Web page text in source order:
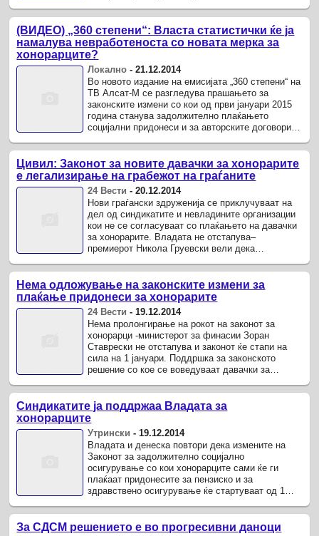
одлага до април ...
(ВИДЕО) „360 степени“: Власта статистички ќе ја
намалува невработеноста со новата мерка за
хонорарците?
Локално -21.12.2014
Во новото издание на емисијата „360 степени“ на
ТВ Алсат-М се разгледува прашањето за
законските измени со кои од први јануари 2015
година станува задолжително плаќањето
социјални придонеси и за авторските договори и
Цивил: Законот за новите давачки за хонорарите
е легализирање на грабежот на граѓаните
24 Вести -20.12.2014
Нови граѓански здруженија се приклучуваат на
дел од синдикатите и невладините организации
кои не се согласуваат со плаќањето на давачки
за хонорарите. Владата не отстапува–
премиерот Никола Груевски вели дека
Нема одложување на законските измени за
плаќање придонеси за хонорарите
24 Вести - 19.12.2014
Нема пролонгирање на рокот на законот за
хонорарци -министерот за финасии Зоран
Ставрески не отстапува и законот ќе стапи на
сила на 1 јануари. Поддршка за законското
решение со кое се воведуваат давачки за
Синдикатите ја поддржаа Владата за
хонорарците
Утрински -19.12.2014
Владата и денеска повтори дека измените на
Законот за задолжително социјално
осигурување со кои хонорарците сами ќе ги
плаќаат придонесите за пензиско и за
здравствено осигурување ќе стартуваат од 1
За СДСМ решението е во прогресивни даноци